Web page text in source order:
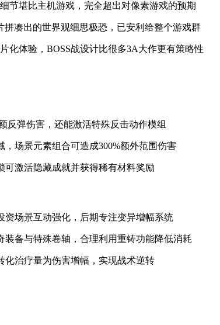
节堪比主机游戏，完全超出对像素游戏的预期
凑出的世界观细思极恐，已安利给整个游戏群
化体验，BOSS战设计比很多3A大作更有策略性
反弹伤害，还能激活特殊反击动作模组
场景元素组合可造成300%额外范围伤害
激活隐藏成就并获得稀有材料奖励
资场景互动强化，后期专注变异增幅系统
备与特殊卷轴，合理利用重铸功能降低消耗
化治疗量为伤害增幅，实现战术逆转